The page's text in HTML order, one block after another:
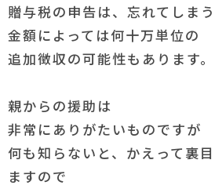
贈与税の申告は、忘れてしま
金額によっては何十万単位の
追加徴収の可能性もあります。
親からの援助は
非常にありがたいものですが
何も知らないと、かえって裏
ますので